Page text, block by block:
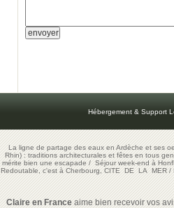
Hébergement & Support
La ligne de partage des eaux en Ardèche et ses
Rhin) : traditions architecturales et fêtes en tous
mérite bien une escapade/Séjour week-end à
Redoutable, c'est à Cherbourg, CITE DE LA MER/
Claire en Franceaime bien recevoir vos